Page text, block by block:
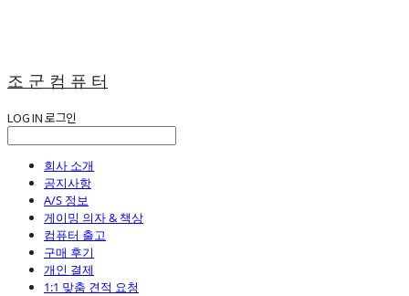
조 군 컴 퓨 터
LOG IN로그인
회사 소개
공지사항
A/S 정보
게이밍 의자 & 책상
컴퓨터 출고
구매 후기
개인 결제
1:1 맞춤 견적 요청